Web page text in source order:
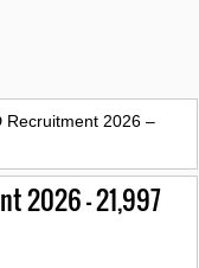
Recruitment 2026 –
2026 – 21,997